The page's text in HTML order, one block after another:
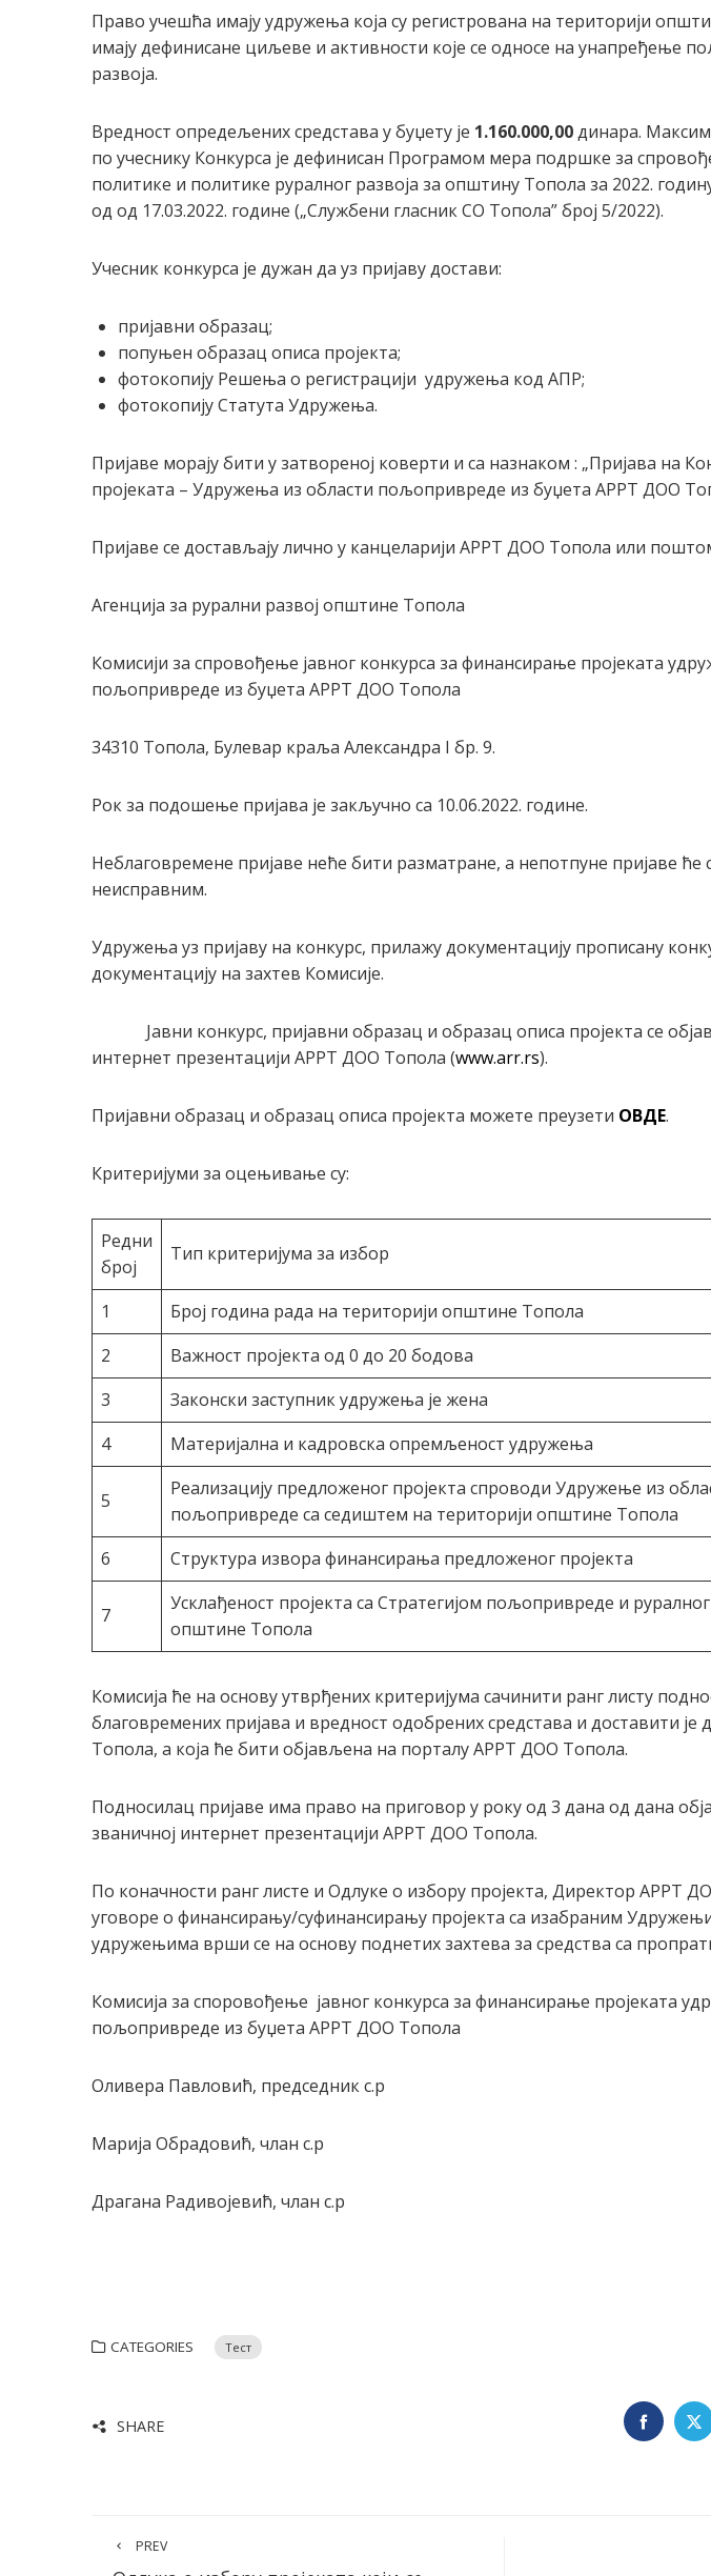
Право учешћа имају удружења која су регистрована на територији
имају дефинисане циљеве и активности које се односе на унапређење
развоја.
Вредност опредељених средстава у буџету је 1.160.000,00динара.
по учеснику Конкурса је дефинисан Програмом мера подршке за
политике и политике руралног развоја за општину Топола за 2022.
од од 17.03.2022. године („Службени гласник СО Топола” број 5/2022).
Учесник конкурса је дужан да уз пријаву достави:
пријавни образац;
попуњен образац описа пројекта;
фотокопију Решењa о регистрацији удружења код АПР;
фотокопију Статута Удружења.
Пријаве морају бити у затвореној коверти и са назнаком : „Пријава на
пројеката – Удружења из области пољопривреде из буџета АРРТ ДОО
Пријаве се достављају лично у канцеларији АРРТ ДОО Топола или
Агенција за рурални развој општине Топола
Комисији за спровођење јавног конкурса за финансирање пројеката
пољопривреде из буџета АРРТ ДОО Топола
34310 Топола, Булевар краља Александра I бр. 9.
Рок за подошење пријава је закључно са 10.06.2022. године.
Неблаговремене пријаве неће бити разматране, а непотпуне пријаве ће
неисправним.
Удружења уз пријаву на конкурс, прилажу документацију прописану
документацију на захтев Комисије.
Јавни конкурс, пријавни образац и образац описа пројекта се
интернет презентацији АРРТ ДОО Топола (www.аrr.rs).
Пријавни образац и образац описа пројекта можете преузети ОВДЕ.
Критеријуми за оцењивање су:
Редни
број
Тип критеријума за избор
1 Број година рада на територији општине Топола
2
Важност пројекта од 0 до 20 бодова
3
Законски заступник удружења је жена
4
Материјална и кадровска опремљеност удружења
5
Реализацију предложеног пројекта спроводи Удружење из
пољопривреде са седиштем на територији општине Топола
6 Структура извора финансирања предложеног пројекта
7
Усклађеност пројекта са Стратегијом пољопривреде и руралног
општине Топола
Комисија ће на основу утврђених критеријума сачинити ранг листу
благовремених пријава и вредност одобрених средстава и доставити
Топола, а која ће бити објављена на порталу АРРТ ДОО Топола.
Подносилац пријаве има право на приговор у року од 3 дана од дана
званичној интернет презентацији АРРТ ДОО Топола.
По коначности ранг листе и Одлуке о избору пројекта, Директор АРРТ
уговоре о финансирању/суфинансирању пројекта са изабраним
удружењима врши се на основу поднетих захтева за средства са
Комисија за споровођење јавног конкурса за финансирање пројеката
пољопривреде из буџета АРРТ ДОО Топола
Оливера Павловић, председник с.р
Марија Обрадовић, члан с.р
Драгана Радивојевић, члан с.р
CATEGORIES Тест
SHARE
PREV